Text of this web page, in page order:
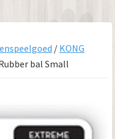
/ KONG
bal Small